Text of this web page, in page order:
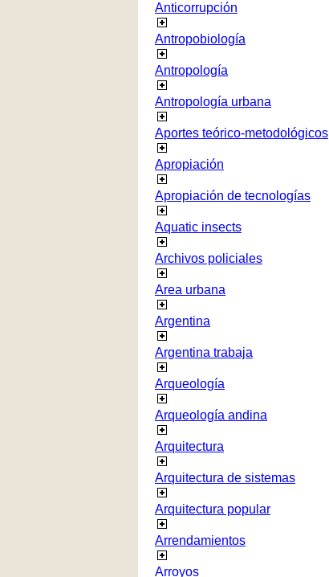
Anticorrupción
Antropobiología
Antropología
Antropología urbana
Aportes teórico-metodológicos
Apropiación
Apropiación de tecnologías
Aquatic insects
Archivos policiales
Area urbana
Argentina
Argentina trabaja
Arqueología
Arqueología andina
Arquitectura
Arquitectura de sistemas
Arquitectura popular
Arrendamientos
Arroyos